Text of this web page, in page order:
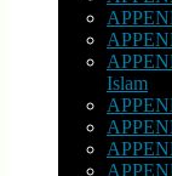
Islam